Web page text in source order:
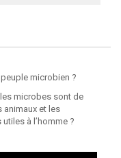
microbien ?
microbes sont de
et les
à l’homme ?